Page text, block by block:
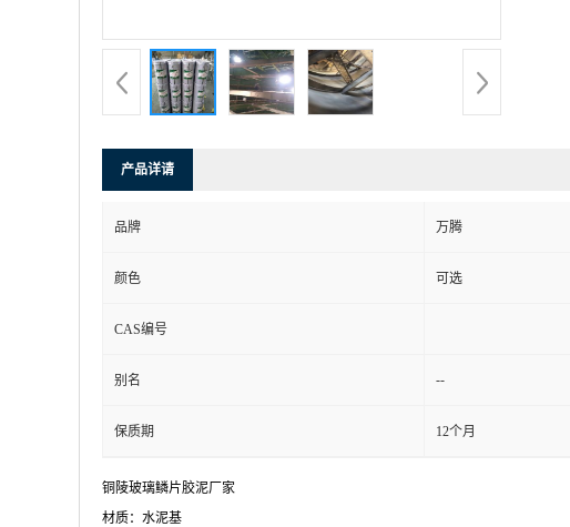
产品详请
品牌 万腾
颜色 可选
CAS编号
别名 --
保质期 12个月
铜陵玻璃鳞片胶泥厂家
材质：水泥基